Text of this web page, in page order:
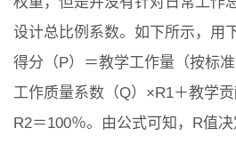
设计总比例系数。如下所示，用
得分（P）＝教学工作量（按标
工作质量系数（Q）×R1＋教学
R2＝100％。由公式可知，R值